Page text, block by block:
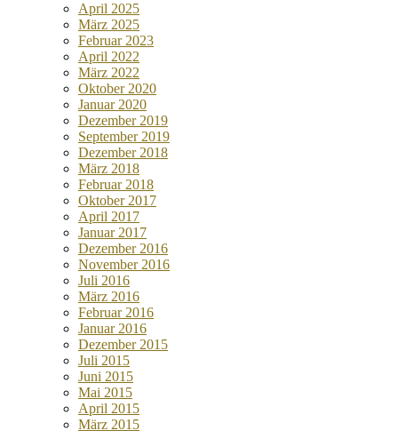
April 2025
März 2025
Februar 2023
April 2022
März 2022
Oktober 2020
Januar 2020
Dezember 2019
September 2019
Dezember 2018
März 2018
Februar 2018
Oktober 2017
April 2017
Januar 2017
Dezember 2016
November 2016
Juli 2016
März 2016
Februar 2016
Januar 2016
Dezember 2015
Juli 2015
Juni 2015
Mai 2015
April 2015
März 2015